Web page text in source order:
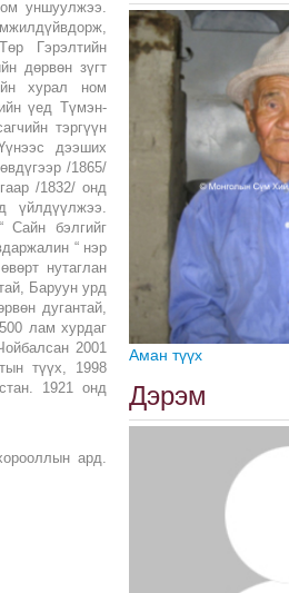
уншуулжээ.
Гэрэлтийн
дөрвөн зүгт
хурал ном
үед Түмэн-
тэргүүн
дээших
/1865/
/1832/ онд
үйлдүүлжээ.
Сайн бэлгийг
“ нэр
нутаглан
Баруун урд
дугантай,
лам хурдаг
2001
түүх, 1998
1921 онд
ард.
Аман түүх
Дэрэм